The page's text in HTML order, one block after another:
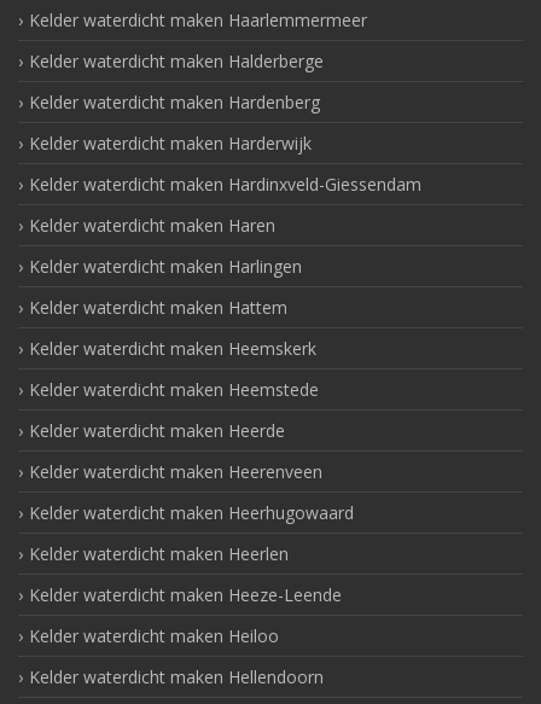
Kelder waterdicht maken Haarlemmermeer
Kelder waterdicht maken Halderberge
Kelder waterdicht maken Hardenberg
Kelder waterdicht maken Harderwijk
Kelder waterdicht maken Hardinxveld-Giessendam
Kelder waterdicht maken Haren
Kelder waterdicht maken Harlingen
Kelder waterdicht maken Hattem
Kelder waterdicht maken Heemskerk
Kelder waterdicht maken Heemstede
Kelder waterdicht maken Heerde
Kelder waterdicht maken Heerenveen
Kelder waterdicht maken Heerhugowaard
Kelder waterdicht maken Heerlen
Kelder waterdicht maken Heeze-Leende
Kelder waterdicht maken Heiloo
Kelder waterdicht maken Hellendoorn